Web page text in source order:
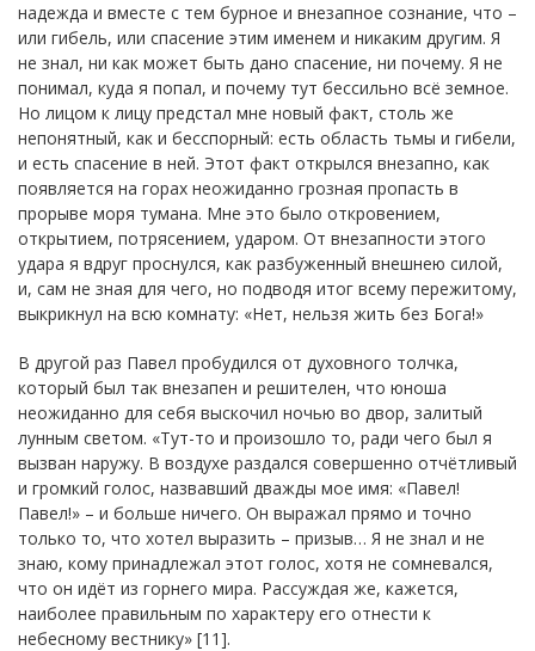
надежда и вместе с тем бурное и внезапное сознание, что –
или гибель, или спасение этим именем и никаким другим. Я
не знал, ни как может быть дано спасение, ни почему. Я не
понимал, куда я попал, и почему тут бессильно всё земное.
Но лицом к лицу предстал мне новый факт, столь же
непонятный, как и бесспорный: есть область тьмы и гибели,
и есть спасение в ней. Этот факт открылся внезапно, как
появляется на горах неожиданно грозная пропасть в
прорыве моря тумана. Мне это было откровением,
открытием, потрясением, ударом. От внезапности этого
удара я вдруг проснулся, как разбуженный внешнею силой,
и, сам не зная для чего, но подводя итог всему пережитому,
выкрикнул на всю комнату: «Нет, нельзя жить без Бога!»
В другой раз Павел пробудился от духовного толчка,
который был так внезапен и решителен, что юноша
неожиданно для себя выскочил ночью во двор, залитый
лунным светом. «Тут-то и произошло то, ради чего был я
вызван наружу. В воздухе раздался совершенно отчётливый
и громкий голос, назвавший дважды мое имя: «Павел!
Павел!» – и больше ничего. Он выражал прямо и точно
только то, что хотел выразить – призыв… Я не знал и не
знаю, кому принадлежал этот голос, хотя не сомневался,
что он идёт из горнего мира. Рассуждая же, кажется,
наиболее правильным по характеру его отнести к
небесному вестнику» [11].